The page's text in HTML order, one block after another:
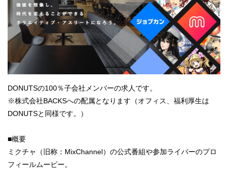
DONUTSの100％子会社メンバーの求人です。
※株式会社BACKSへの配属となります（オフィス、福利厚生は
DONUTSと同様です。）
■概要
ミクチャ（旧称：MixChannel）の公式番組や参加ライバーのプロ
フィールムービー。